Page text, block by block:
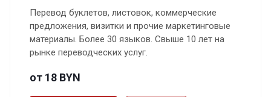
Перевод буклетов, листовок, коммерческие
предложения, визитки и прочие маркетинговые
материалы. Более 30 языков. Свыше 10 лет на
рынке переводческих услуг.
от 18 BYN